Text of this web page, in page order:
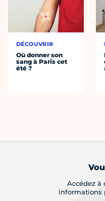
DÉCOUVRIR
Où donner son
sang à Paris cet
été ?
Accédez à
informations